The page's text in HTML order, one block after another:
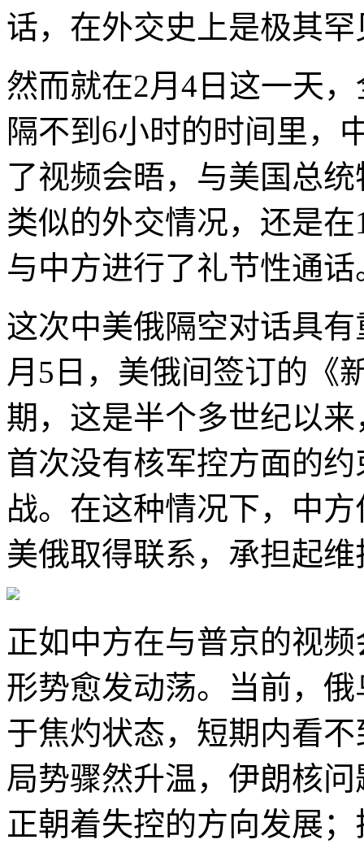
话，在外交史上是极其
然而就在2月4日这一天
隔不到6小时的时间里，
了视频会晤，与美国总
类似的外交情况，还是
与中方进行了礼节性通话
这次中美俄隔空对话具
月5日，美俄间签订的《
期，这是半个多世纪以
首次没有核军控方面的
战。在这种情况下，中
美俄取得联系，承担起
正如中方在与普京的视
形势愈发动荡。当前，
于焦灼状态，短期内看
局势骤然升温，伊朗核
正朝着失控的方向发展